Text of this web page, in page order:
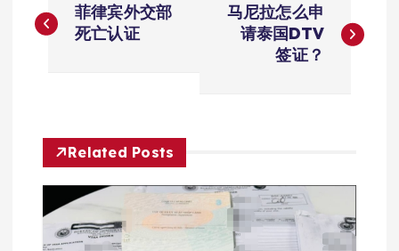
章
航
菲律宾外交部
死亡认证
马尼拉怎么申
请泰国DTV
签证？
Related Posts